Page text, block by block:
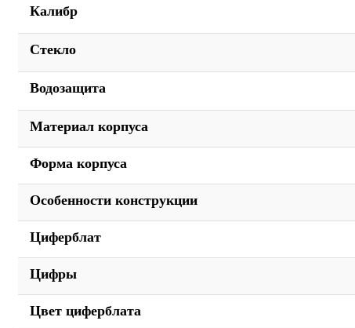
Калибр
Стекло
Водозащита
Материал корпуса
Форма корпуса
Особенности конструкции
Циферблат
Цифры
Цвет циферблата